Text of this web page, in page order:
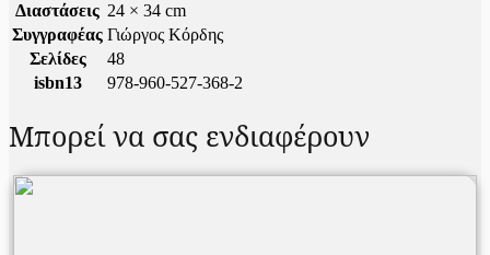
Διαστάσεις 24 × 34 cm
Συγγραφέας Γιώργος Κόρδης
Σελίδες
48
isbn13
978-960-527-368-2
Μπορεί να σας ενδιαφέρουν